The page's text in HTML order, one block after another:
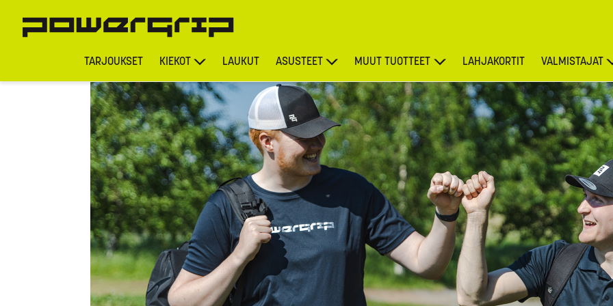
TARJOUKSET KIEKOT LAUKUT ASUSTEET MUUT TUOTTEET LAHJAKORTIT VALMISTAJAT
TARJOUKSET